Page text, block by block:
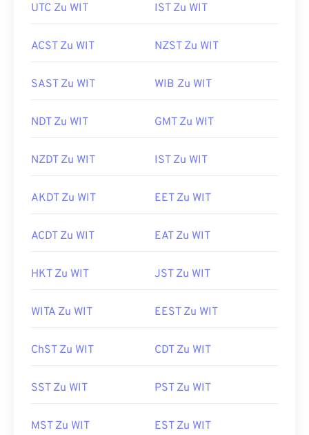
UTC Zu WIT IST Zu WIT
ACST Zu WIT NZST Zu WIT
SAST Zu WIT WIB Zu WIT
NDT Zu WIT GMT Zu WIT
NZDT Zu WIT IST Zu WIT
AKDT Zu WIT EET Zu WIT
ACDT Zu WIT EAT Zu WIT
HKT Zu WIT JST Zu WIT
WITA Zu WIT EEST Zu WIT
ChST Zu WIT CDT Zu WIT
SST Zu WIT PST Zu WIT
MST Zu WIT EST Zu WIT